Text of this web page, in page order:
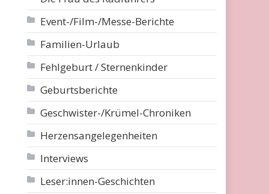
Event-/Film-/Messe-Berichte
Familien-Urlaub
Fehlgeburt / Sternenkinder
Geburtsberichte
Geschwister-/Krümel-Chroniken
Herzensangelegenheiten
Interviews
Leser:innen-Geschichten